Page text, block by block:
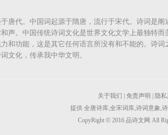
唐代。中国词起源于隋唐，流行于宋代。诗词是
声。中国传统诗词文化是世界文化文学上最独特而
和功能，这是其它任何语言所没有和不能的。诗词
文化，传承我中华文明。
关于我们 免责声明 隐
提供 全唐诗库,全宋词库,诗词意象,
CopyRight © 2016 品诗文网 All